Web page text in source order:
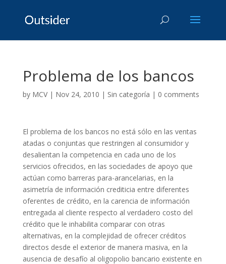
Problema de los bancos
by MCV| Nov 24, 2010 | Sin categoría | 0 comments
El problema de los bancos no está sólo en las ventas
atadas o conjuntas que restringen al consumidor y
desalientan la competencia en cada uno de los
servicios ofrecidos, en las sociedades de apoyo que
actúan como barreras para-arancelarias, en la
asimetría de información crediticia entre diferentes
oferentes de crédito, en la carencia de información
entregada al cliente respecto al verdadero costo del
crédito que le inhabilita comparar con otras
alternativas, en la complejidad de ofrecer créditos
directos desde el exterior de manera masiva, en la
ausencia de desafío al oligopolio bancario existente en